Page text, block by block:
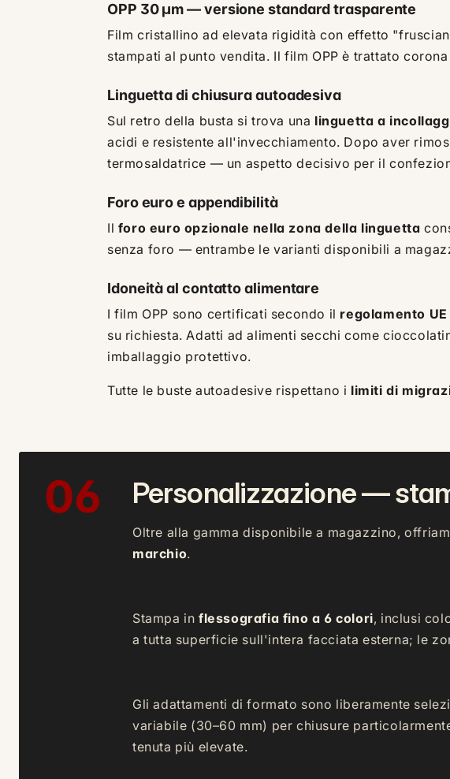
OPP 30 µm — versione standard trasparente
Film cristallino ad elevata rigidità con effetto
stampati al punto vendita. Il film OPP è trattato
Linguetta di chiusura autoadesiva
Sul retro della busta si trova una linguetta a
acidi e resistente all'invecchiamento. Dopo aver
termosaldatrice — un aspetto decisivo per il
Foro euro e appendibilità
Il foro euro opzionale nella zona della linguetta
senza foro — entrambe le varianti disponibili a
Idoneità al contatto alimentare
I film OPP sono certificati secondo il regolamento
su richiesta. Adatti ad alimenti secchi come
imballaggio protettivo.
Tutte le buste autoadesive rispettano i limiti di
06 Personalizzazione —
Oltre alla gamma disponibile a magazzino,
marchio.
Stampa in flessografia fino a 6 colori, inclusi
a tutta superficie sull'intera facciata esterna; le
Gli adattamenti di formato sono liberamente
variabile (30–60 mm) per chiusure
tenuta più elevate.